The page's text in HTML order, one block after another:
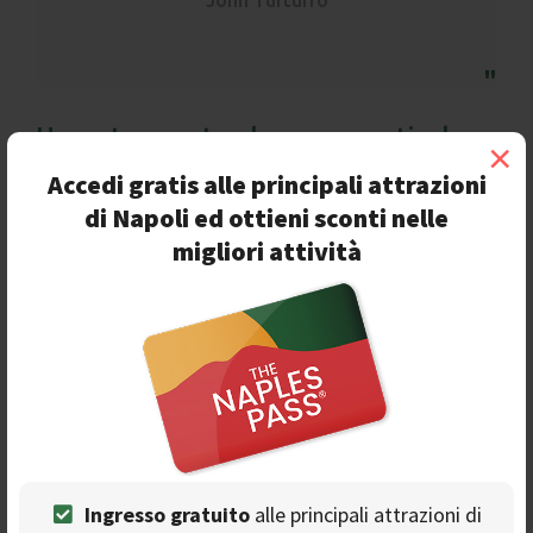
Accedi gratis alle principali attrazioni
di Napoli ed ottieni sconti nelle
migliori attività
Ingresso gratuito alle principali attrazioni di
×
Uno strumento davvero particolare: